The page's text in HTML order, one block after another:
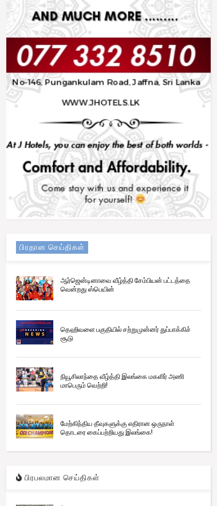
பிரதான செய்திகள்
ஆர்ஜென்டினாவை வீழ்த்தி சேம்பியன் பட்டத்தை
வென்றது ஸ்பெயின்
தெஹிவளை பகுதியில் சற்றுமுன்னர் துப்பாக்கிச்
சூடு
நியூசிலாந்தை வீழ்த்தி இலங்கை மகளிர் அணி
மாபெரும் வெற்றி!
மேற்கிந்திய தீவுகளுக்கு எதிரான ஒருநாள்
தொடரை கைப்பற்றியது இலங்கை!
பிரபலமான செய்திகள்